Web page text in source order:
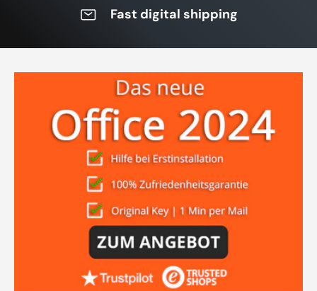
Fast digital shipping